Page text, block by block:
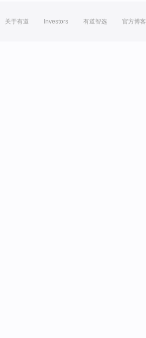
关于有道 Investors 有道智选 官方博客